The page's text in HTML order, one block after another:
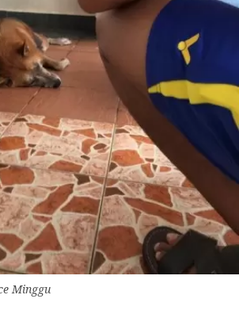
Minggu